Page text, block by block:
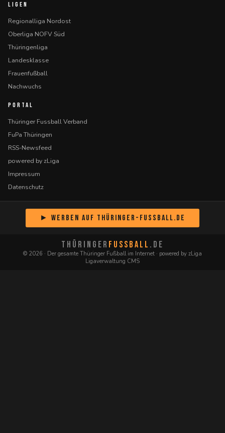
LIGEN
Regionalliga Nordost
Oberliga NOFV Süd
Thüringenliga
Landesklasse
Frauenfußball
Nachwuchs
PORTAL
Thüringer Fussball Verband
FuPa Thüringen
RSS-Newsfeed
powered by zLiga
Impressum
Datenschutz
► Werben auf Thüringer-Fussball.de
THÜRINGER FUSSBALL .DE
© 2026 · Der gesamte Thüringer Fußball im Internet · powered by zLiga
Ligaverwaltung CMS